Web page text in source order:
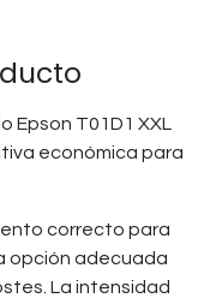
Epson T01D1 XXL
económica para
correcto para
opción adecuada
La intensidad